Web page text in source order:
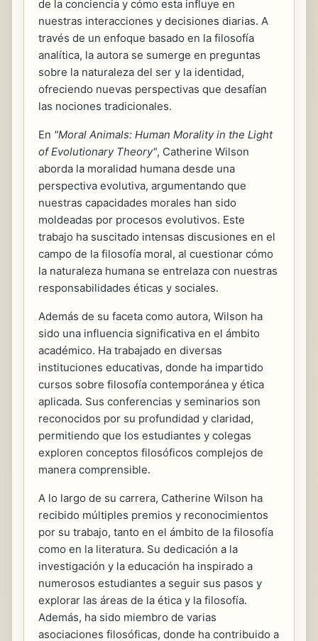
de la conciencia y cómo esta influye en
nuestras interacciones y decisiones diarias. A
través de un enfoque basado en la filosofía
analítica, la autora se sumerge en preguntas
sobre la naturaleza del ser y la identidad,
ofreciendo nuevas perspectivas que desafían
las nociones tradicionales.
En "Moral Animals: Human Morality in the Light
of Evolutionary Theory", Catherine Wilson
aborda la moralidad humana desde una
perspectiva evolutiva, argumentando que
nuestras capacidades morales han sido
moldeadas por procesos evolutivos. Este
trabajo ha suscitado intensas discusiones en el
campo de la filosofía moral, al cuestionar cómo
la naturaleza humana se entrelaza con nuestras
responsabilidades éticas y sociales.
Además de su faceta como autora, Wilson ha
sido una influencia significativa en el ámbito
académico. Ha trabajado en diversas
instituciones educativas, donde ha impartido
cursos sobre filosofía contemporánea y ética
aplicada. Sus conferencias y seminarios son
reconocidos por su profundidad y claridad,
permitiendo que los estudiantes y colegas
exploren conceptos filosóficos complejos de
manera comprensible.
A lo largo de su carrera, Catherine Wilson ha
recibido múltiples premios y reconocimientos
por su trabajo, tanto en el ámbito de la filosofía
como en la literatura. Su dedicación a la
investigación y la educación ha inspirado a
numerosos estudiantes a seguir sus pasos y
explorar las áreas de la ética y la filosofía.
Además, ha sido miembro de varias
asociaciones filosóficas, donde ha contribuido a